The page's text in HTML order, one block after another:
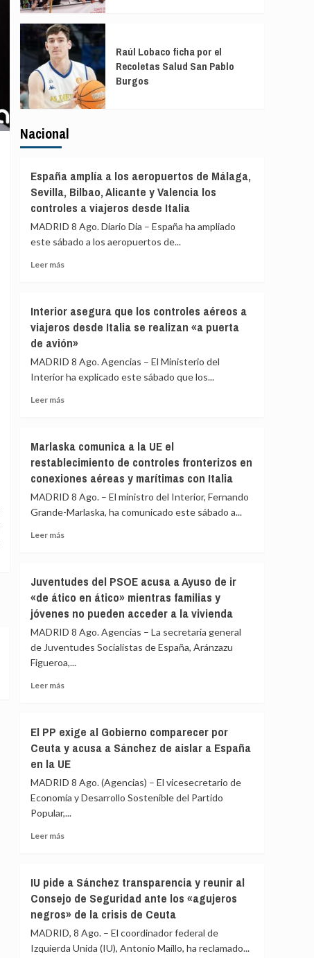
Raúl Lobaco ficha por el
Recoletas Salud San Pablo
Burgos
Nacional
España amplía a los aeropuertos de Málaga,
Sevilla, Bilbao, Alicante y Valencia los
controles a viajeros desde Italia
MADRID 8 Ago. Diario Dia – España ha ampliado
este sábado a los aeropuertos de...
Leer másLeer
amplía
a
los
de
Málaga,
Valencia
los
controles
viajeros
desde
Interior asegura que los controles aéreos a
viajeros desde Italia se realizan «a puerta
de avión»
MADRID 8 Ago. Agencias – El Ministerio del
Interior ha explicado este sábado que los...
Leer másLeer
asegura
que
los
aéreos
a
realizan
«a
avión»
Marlaska comunica a la UE el
restablecimiento de controles fronterizos en
conexiones aéreas y marítimas con Italia
MADRID 8 Ago. – El ministro del Interior, Fernando
Grande-Marlaska, ha comunicado este sábado a...
Leer másLeer
comunica
a
la
el
restablecimiento
de
fronterizos
aéreas
marítimas
con
Italia
Juventudes del PSOE acusa a Ayuso de ir
«de ático en ático» mientras familias y
jóvenes no pueden acceder a la vivienda
MADRID 8 Ago. Agencias – La secretaria general
de Juventudes Socialistas de España, Aránzazu
Figueroa,...
Leer másLeer
del
PSOE
acusa
Ayuso
de
ir
ático
mientras
familias
y
jóvenes
no
pueden
El PP exige al Gobierno comparecer por
Ceuta y acusa a Sánchez de aislar a España
en la UE
MADRID 8 Ago. (Agencias) – El vicesecretario de
Economía y Desarrollo Sostenible del Partido
Popular,...
Leer másLeer
PP
exige
al
comparecer
por
IU pide a Sánchez transparencia y reunir al
Consejo de Seguridad ante los «agujeros
negros» de la crisis de Ceuta
MADRID, 8 Ago. – El coordinador federal de
Izquierda Unida (IU), Antonio Maíllo, ha reclamado...